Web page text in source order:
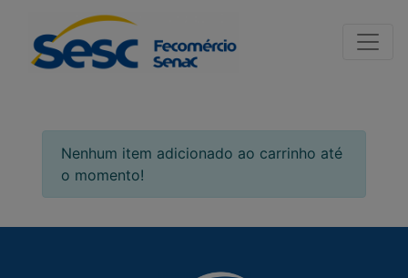
Nenhum item adicionado ao carrinho até
o momento!